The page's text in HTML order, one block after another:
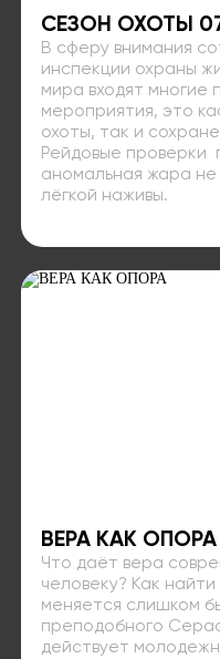
СЕЗОН ОХОТЫ
В сферу внимания
инспекции охраны
мира входят многие
мероприятия, это
охоты, так и
Рейдовые проверки
аномальная жара
лёгкой наживы.
ВЕРА КАК ОПОРА
Что даёт вера
человеку? Как
меняется слишком
преподобного
действует